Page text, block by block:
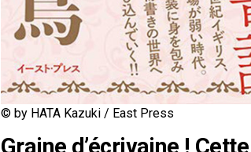
© by HATA Kazuki / East Press
Graine d’écrivaine !